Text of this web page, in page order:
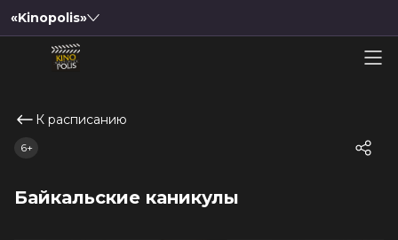
«Kinopolis»
К расписанию
Байкальские каникулы
6+